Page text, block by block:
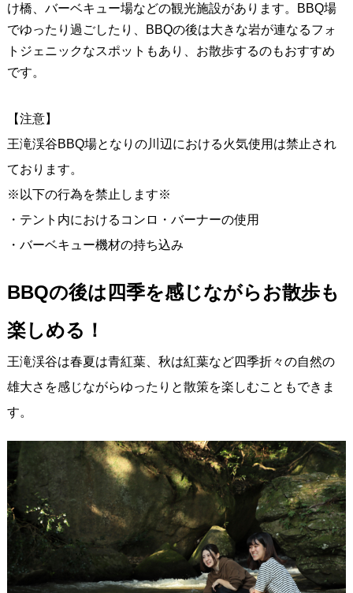
け橋、バーベキュー場などの観光施設があります。BBQ場
でゆったり過ごしたり、BBQの後は大きな岩が連なるフォ
トジェニックなスポットもあり、お散歩するのもおすすめ
です。
【注意】
王滝渓谷BBQ場となりの川辺における火気使用は禁止され
ております。
※以下の行為を禁止します※
・テント内におけるコンロ・バーナーの使用
・バーベキュー機材の持ち込み
BBQの後は四季を感じながらお散歩も
楽しめる！
王滝渓谷は春夏は青紅葉、秋は紅葉など四季折々の自然の
雄大さを感じながらゆったりと散策を楽しむこともできま
す。